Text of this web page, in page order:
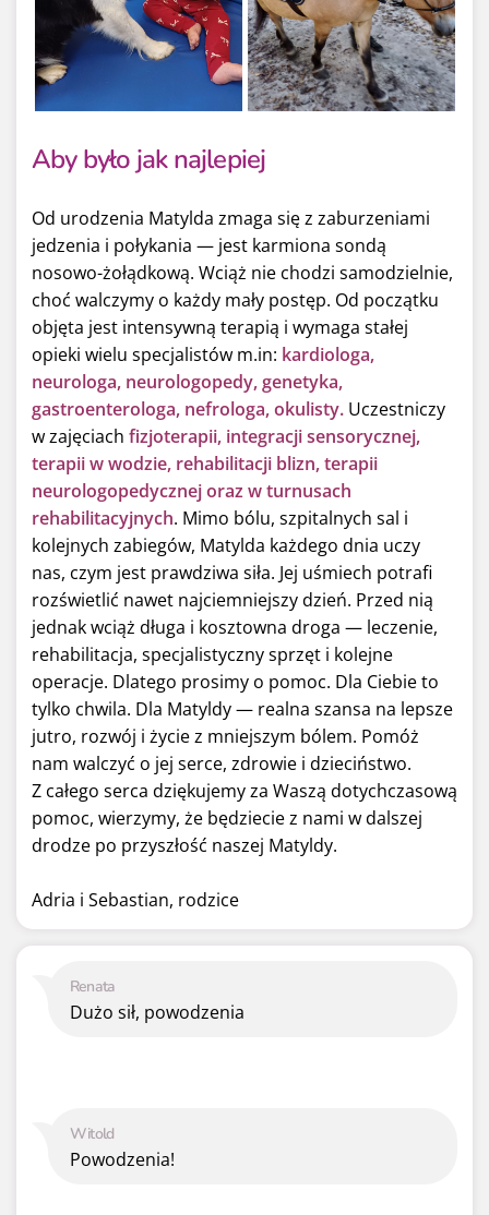
Aby było jak najlepiej
Od urodzenia Matylda zmaga się z zaburzeniami
jedzenia i połykania — jest karmiona sondą
nosowo-żołądkową. Wciąż nie chodzi samodzielnie,
choć walczymy o każdy mały postęp. Od początku
objęta jest intensywną terapią i wymaga stałej
opieki wielu specjalistów m.in: kardiologa,
neurologa, neurologopedy, genetyka,
gastroenterologa, nefrologa, okulisty. Uczestniczy
w zajęciach fizjoterapii, integracji sensorycznej,
terapii w wodzie, rehabilitacji blizn, terapii
neurologopedycznej oraz w turnusach
rehabilitacyjnych. Mimo bólu, szpitalnych sal i
kolejnych zabiegów, Matylda każdego dnia uczy
nas, czym jest prawdziwa siła. Jej uśmiech potrafi
rozświetlić nawet najciemniejszy dzień. Przed nią
jednak wciąż długa i kosztowna droga — leczenie,
rehabilitacja, specjalistyczny sprzęt i kolejne
operacje. Dlatego prosimy o pomoc. Dla Ciebie to
tylko chwila. Dla Matyldy — realna szansa na lepsze
jutro, rozwój i życie z mniejszym bólem. Pomóż
nam walczyć o jej serce, zdrowie i dzieciństwo.
Z całego serca dziękujemy za Waszą dotychczasową
pomoc, wierzymy, że będziecie z nami w dalszej
drodze po przyszłość naszej Matyldy.
Adria i Sebastian, rodzice
Witold
Powodzenia!
Renata
Dużo sił, powodzenia